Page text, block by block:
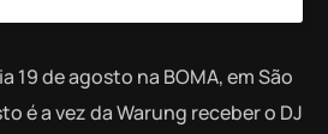
19 de agosto na BOMA, em São
é a vez da Warung receber o DJ